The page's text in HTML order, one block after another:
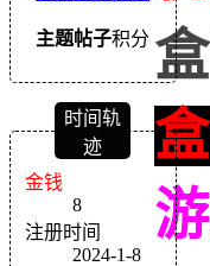
主题帖子积分
时间轨
迹
金钱
8
注册时间
2024-1-8